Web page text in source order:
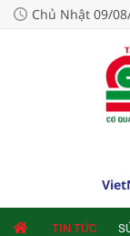
Chủ Nhật 09/
TIN TỨC